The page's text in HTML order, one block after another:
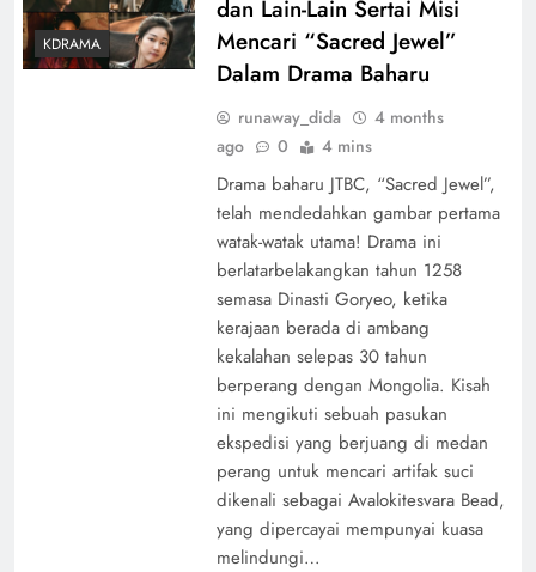
KDRAMA
dan Lain-Lain Sertai Misi
Mencari “Sacred Jewel”
Dalam Drama Baharu
runaway_dida
4 months
ago
0 4 mins
Drama baharu JTBC, “Sacred Jewel”,
telah mendedahkan gambar pertama
watak-watak utama! Drama ini
berlatarbelakangkan tahun 1258
semasa Dinasti Goryeo, ketika
kerajaan berada di ambang
kekalahan selepas 30 tahun
berperang dengan Mongolia. Kisah
ini mengikuti sebuah pasukan
ekspedisi yang berjuang di medan
perang untuk mencari artifak suci
dikenali sebagai Avalokitesvara Bead,
yang dipercayai mempunyai kuasa
melindungi…